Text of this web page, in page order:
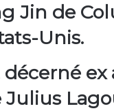
Jin de
Unis.
décerné
Julius